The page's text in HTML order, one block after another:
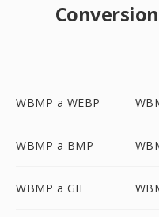
WBMP a WEBP
WBMP a BMP
WBMP a GIF